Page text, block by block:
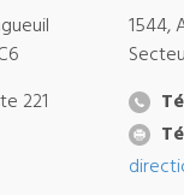
221
1544,